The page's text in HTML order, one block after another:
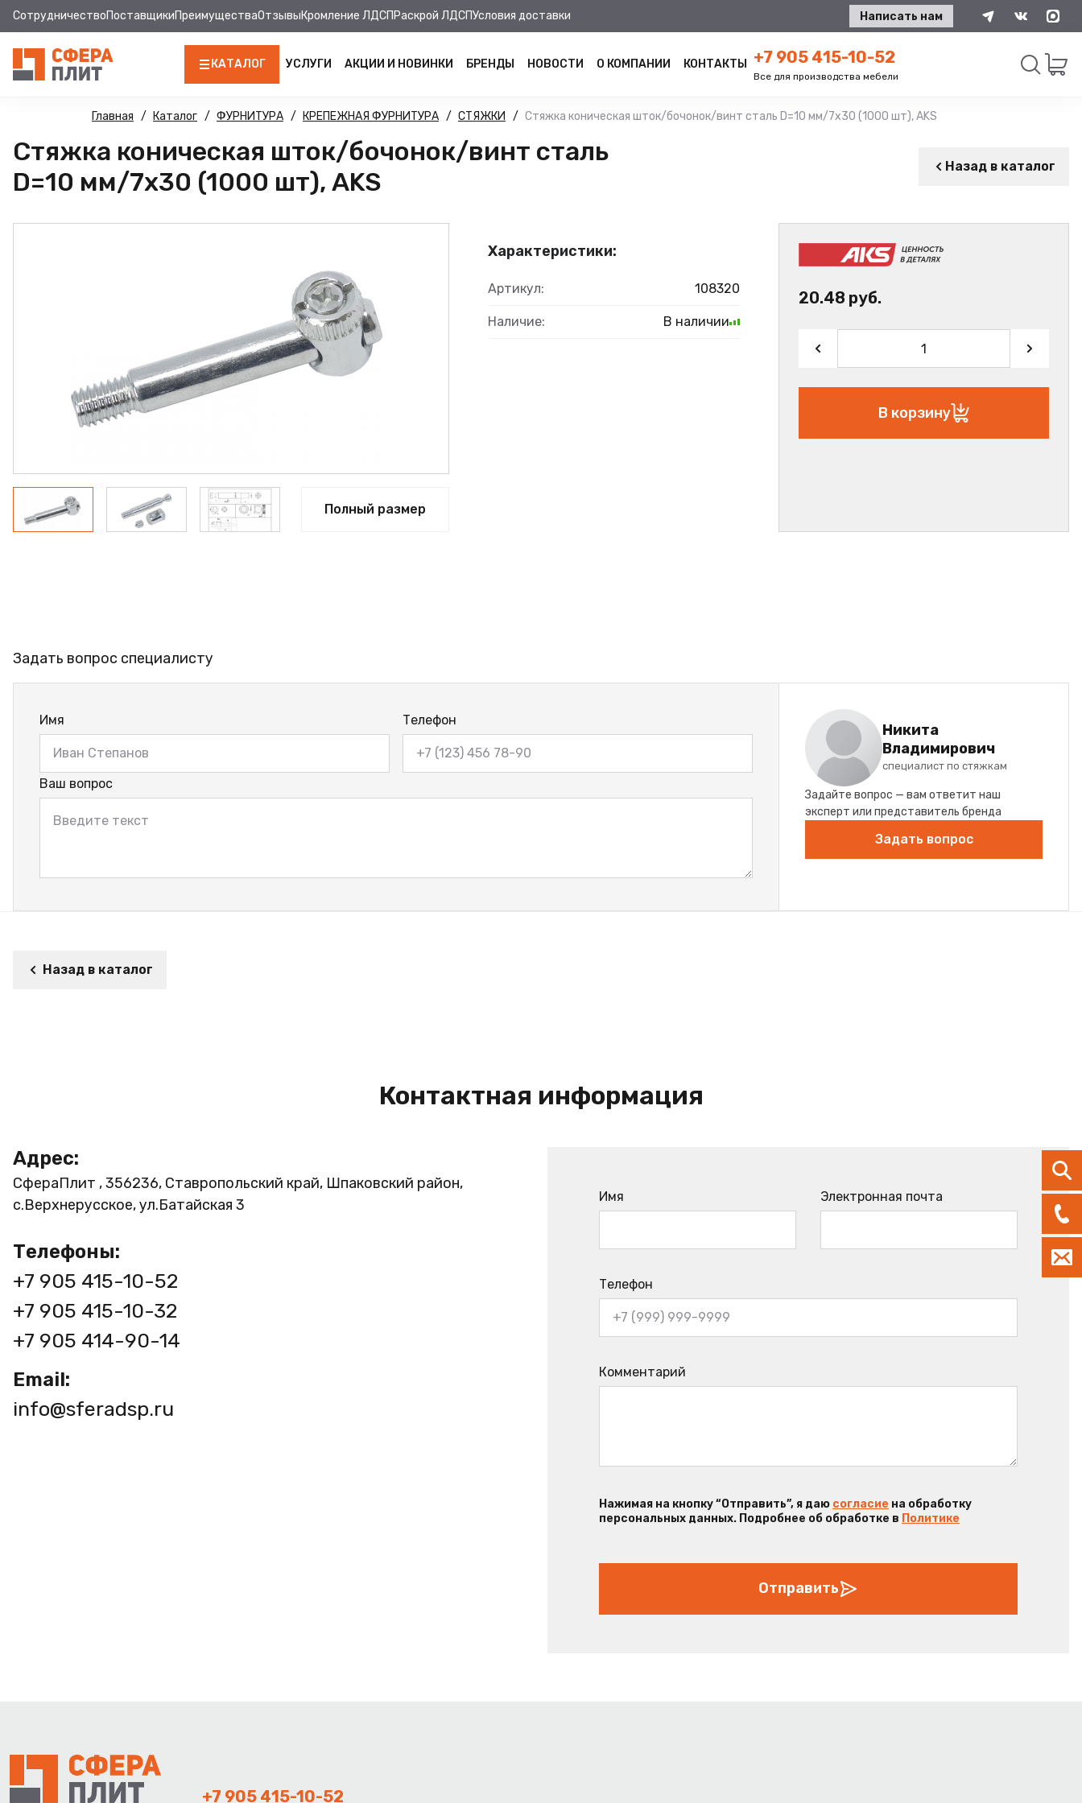
СотрудничествоПоставщикиПреимуществаОтзывыКромление ЛДСП Раскрой ЛДСПУсловия доставки Написать нам
КАТАЛОГ
ЛДСП
КРОМКА
МДФ
МДФ ПАНЕЛИ
ФАНЕРА
ФУРНИТУРА
РАСПРОДАЖА
УСЛУГИ АКЦИИ И НОВИНКИ БРЕНДЫ НОВОСТИ О КОМПАНИИ КОНТАКТЫ +7 905 415-10-52
Все для производства мебели
Главная Каталог ФУРНИТУРА КРЕПЕЖНАЯ ФУРНИТУРА СТЯЖКИ Стяжка коническая шток/бочонок/винт сталь D=10 мм/7х30 (1000 шт), AKS
Стяжка коническая шток/бочонок/винт сталь
D=10 мм/7х30 (1000 шт), AKS
Назад в каталог
Полный размер
Характеристики:
Артикул: 108320
Наличие: В наличии
20.48 руб.
В корзину
Задать вопрос специалисту
Имя Телефон
Ваш вопрос
Никита
Владимирович
специалист по стяжкам
Задайте вопрос — вам ответит наш
эксперт или представитель бренда
Задать вопрос
Назад в каталог
Контактная информация
Адрес:
СфераПлит , 356236, Ставропольский край, Шпаковский район,
с.Верхнерусское, ул.Батайская 3
Телефоны:
+7 905 415-10-52
+7 905 415-10-32
+7 905 414-90-14
Email:
info@sferadsp.ru
Имя Электронная почта
Телефон
Комментарий
Нажимая на кнопку “Отправить”, я даю согласие на обработку
персональных данных. Подробнее об обработке в Политике
Отправить
+7 905 415-10-52